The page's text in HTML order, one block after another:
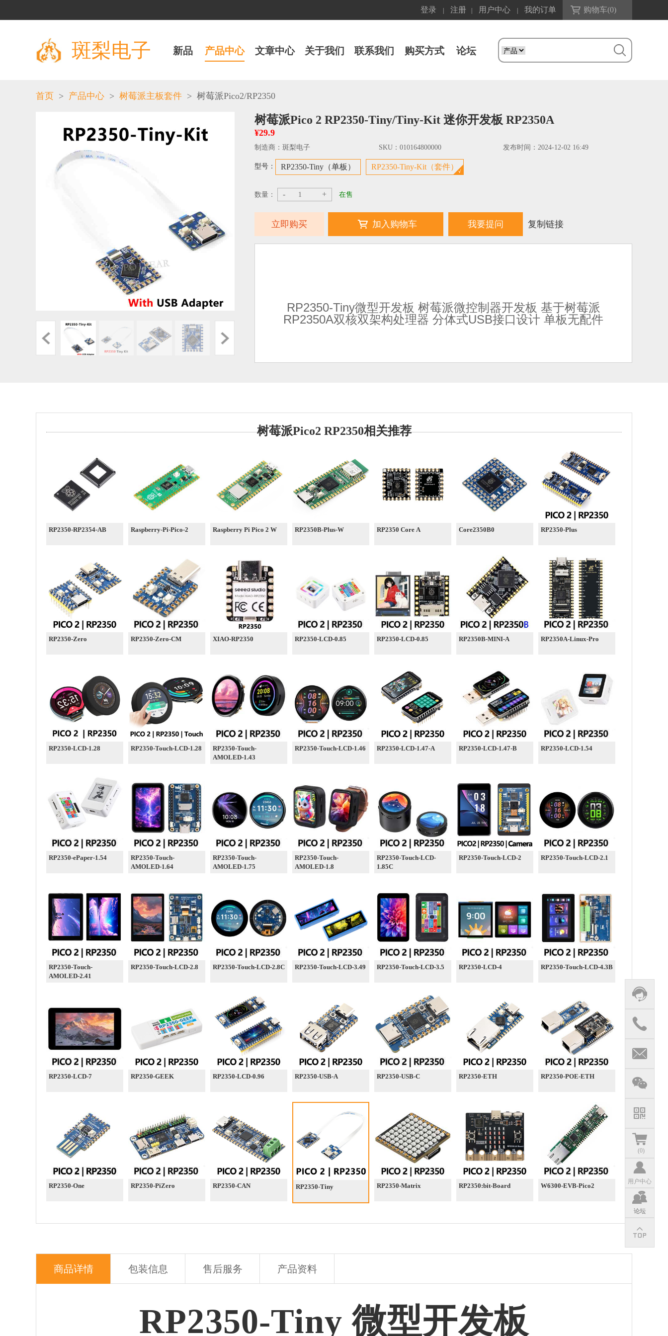
登录 注册 用户中心 我的订单 购物车(0)
斑梨电子 新品 产品中心 文章中心 关于我们 联系我们 购买方式 论坛
(0)
用户中心
论坛
首页 > 产品中心 > 树莓派主板套件 > 树莓派Pico2/RP2350
树莓派Pico 2 RP2350-Tiny/Tiny-Kit 迷你开发板 RP2350A
¥29.9
制造商： 斑梨电子 SKU： 010164800000 发布时间： 2024-12-02 16:49
型号： RP2350-Tiny（单板） RP2350-Tiny-Kit（套件）
数量： - + 在售
立即购买 加入购物车 我要提问 复制链接
RP2350-Tiny微型开发板 树莓派微控制器开发板 基于树莓派
RP2350A双核双架构处理器 分体式USB接口设计 单板无配件
树莓派Pico2 RP2350相关推荐
RP2350-RP2354-AB Raspberry-Pi-Pico-2 Raspberry Pi Pico 2 W RP2350B-Plus-W RP2350 Core A Core2350B0 RP2350-Plus
RP2350-Zero RP2350-Zero-CM XIAO-RP2350 RP2350-LCD-0.85 RP2350-LCD-0.85 RP2350B-MINI-A RP2350A-Linux-Pro
RP2350-LCD-1.28 RP2350-Touch-LCD-1.28
RP2350-Touch-
AMOLED-1.43
RP2350-Touch-LCD-1.46 RP2350-LCD-1.47-A RP2350-LCD-1.47-B RP2350-LCD-1.54
RP2350-ePaper-1.54
RP2350-Touch-
AMOLED-1.64
RP2350-Touch-
AMOLED-1.75
RP2350-Touch-
AMOLED-1.8
RP2350-Touch-LCD-
1.85C
RP2350-Touch-LCD-2 RP2350-Touch-LCD-2.1
RP2350-Touch-
AMOLED-2.41
RP2350-Touch-LCD-2.8 RP2350-Touch-LCD-2.8C RP2350-Touch-LCD-3.49 RP2350-Touch-LCD-3.5 RP2350-LCD-4 RP2350-Touch-LCD-4.3B
RP2350-LCD-7 RP2350-GEEK RP2350-LCD-0.96 RP2350-USB-A RP2350-USB-C RP2350-ETH RP2350-POE-ETH
RP2350-One RP2350-PiZero RP2350-CAN RP2350-Tiny RP2350-Matrix RP2350:bit-Board W6300-EVB-Pico2
商品详情 包装信息 售后服务 产品资料
RP2350-Tiny 微型开发板